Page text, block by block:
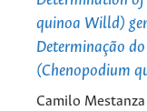
quinoa Willd)
Determinação
(Chenopodium
Camilo